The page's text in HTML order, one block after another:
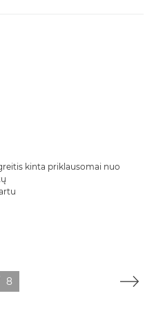
kinta priklausomai nuo
8